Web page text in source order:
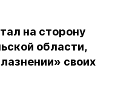
на сторону
области,
своих